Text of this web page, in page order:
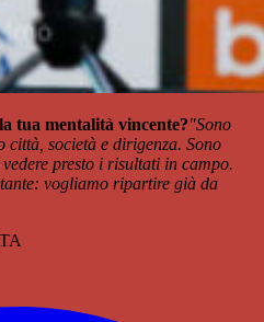
tua mentalità vincente?"Sono
città, società e dirigenza. Sono
presto i risultati in campo.
vogliamo ripartire già da